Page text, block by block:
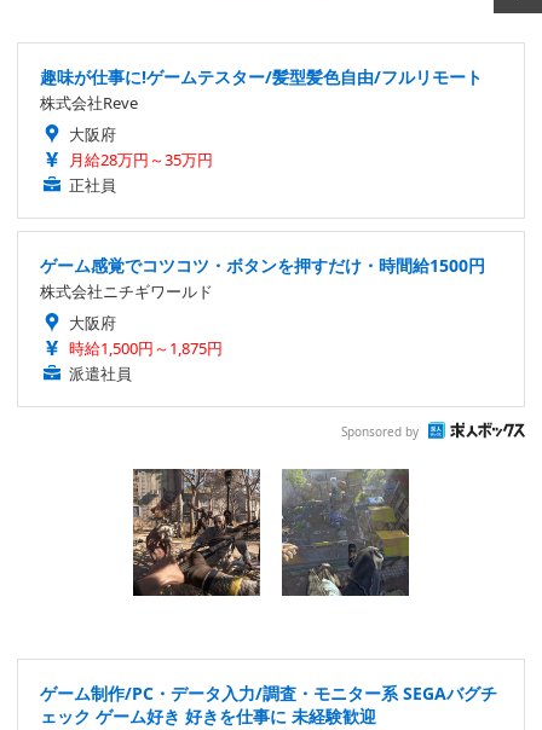
趣味が仕事に!ゲームテスター/髪型髪色自由/フルリモート
株式会社Reve
大阪府
月給28万円～35万円
正社員
ゲーム感覚でコツコツ・ボタンを押すだけ・時間給1500円
株式会社ニチギワールド
大阪府
時給1,500円～1,875円
派遣社員
Sponsored by
ゲーム制作/PC・データ入力/調査・モニター系 SEGAバグチ
ェック ゲーム好き 好きを仕事に 未経験歓迎